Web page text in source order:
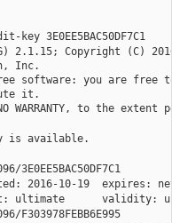
key 3E0EE5BAC50DF7C1
2.1.15; Copyright (C)
Inc.
software: you are free to
it.
WARRANTY, to the extent
is available.
3E0EE5BAC50DF7C1
ultimate      validity:
F303978FEBB6E995